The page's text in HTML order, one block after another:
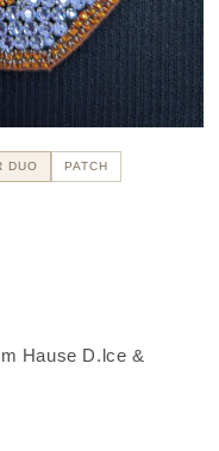
DUO PATCH
Hause D.lce &